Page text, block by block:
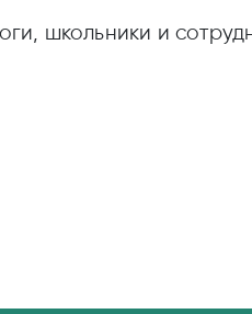
школьники и